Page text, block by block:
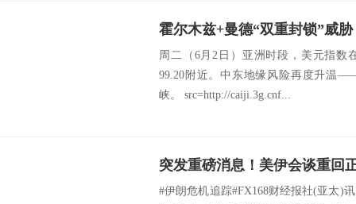
周二（6月2日）亚洲时段，美元指数
99.20附近。中东地缘风险再度升温
峡。 src=http://caiji.3g.cnf...
#伊朗危机追踪#FX168财经报社(亚太)